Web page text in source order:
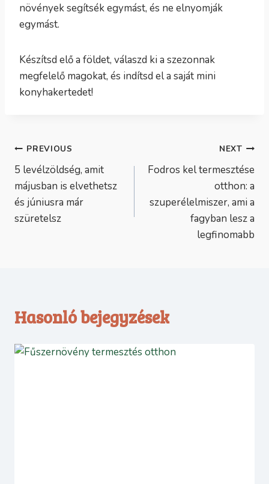
növények segítsék egymást, és ne elnyomják
egymást.
Készítsd elő a földet, válaszd ki a szezonnak
megfelelő magokat, és indítsd el a saját mini
konyhakertedet!
Bejegyzés
navigáció
PREVIOUS
5 levélzöldség, amit
májusban is elvethetsz
és júniusra már
szüretelsz
NEXT
Fodros kel termesztése
otthon: a
szuperélelmiszer, ami a
fagyban lesz a
legfinomabb
Hasonló bejegyzések